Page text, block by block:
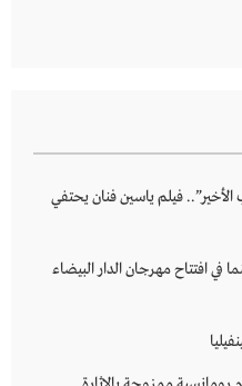
الأخير”.. فيلم ياسين فنان يحتفي
في افتتاح مهرجان الدار البيضاء